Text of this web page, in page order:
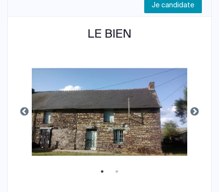
Je candidate
LE BIEN